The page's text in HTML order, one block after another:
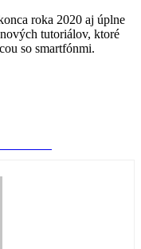
roka 2020 aj úplne
tutoriálov, ktoré
so smartfónmi.